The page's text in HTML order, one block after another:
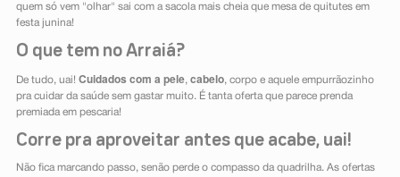
quem só vem "olhar" sai com a sacola mais cheia que mesa de quitutes em
festa junina!
O que tem no Arraiá?
De tudo, uai! Cuidados com a pele, cabelo, corpo e aquele empurrãozinho
pra cuidar da saúde sem gastar muito. É tanta oferta que parece prenda
premiada em pescaria!
Corre pra aproveitar antes que acabe, uai!
Não fica marcando passo, senão perde o compasso da quadrilha. As ofertas